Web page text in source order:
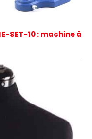
SET-10 : machine à